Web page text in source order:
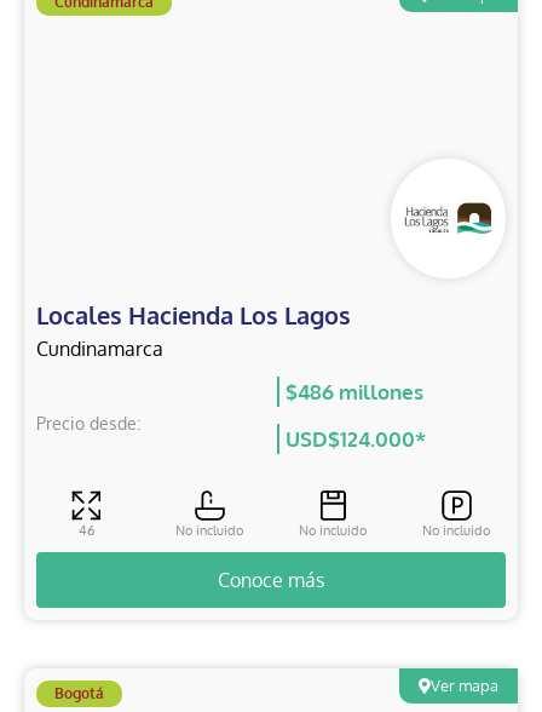
Locales Hacienda Los Lagos
Cundinamarca
Precio desde:
$486 millones
USD$124.000*
46 No incluido No incluido No incluido
Conoce más
Ver mapa
Bogotá